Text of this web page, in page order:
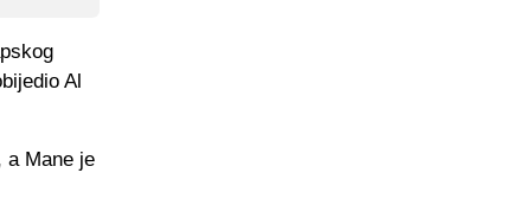
Al
a Mane je